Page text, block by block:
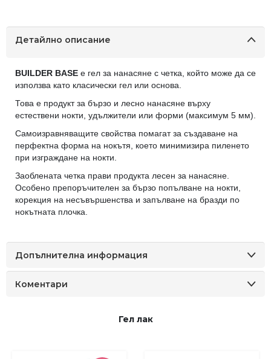
Детайлно описание
BUILDER BASE е гел за нанасяне с четка, който може да се
използва като класически гел или основа.
Това е продукт за бързо и лесно нанасяне върху
естествени нокти, удължители или форми (максимум 5 мм).
Самоизравняващите свойства помагат за създаване на
перфектна форма на нокътя, което минимизира пиленето
при изграждане на нокти.
Заоблената четка прави продукта лесен за нанасяне.
Особено препоръчителен за бързо попълване на нокти,
корекция на несъвършенства и запълване на бразди по
нокътната плочка.
Допълнителна информация
Коментари
Гел лак